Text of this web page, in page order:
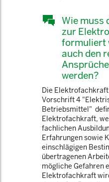
Wie muss
zur
formuliert
auch den
werden?
Die Elektrofachkraft
Vorschrift 4
Betriebsmittel"
Elektrofachkraft,
fachlichen
Erfahrungen sowie
einschlägigen
übertragenen
mögliche Gefahren
Elektrofachkraft